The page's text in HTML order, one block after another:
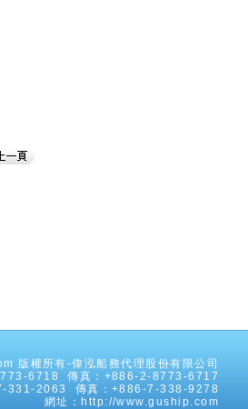
權所有-偉泓船務代理股份有限公司
6718 傳真：+886-2-8773-6717
331-2063 傳真：+886-7-338-9278
網址：http://www.guship.com